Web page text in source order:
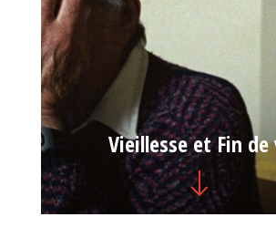
Vieillesse et Fin de